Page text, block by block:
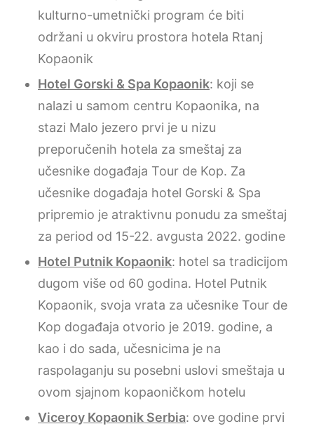
kulturno-umetnički program će biti
održani u okviru prostora hotela Rtanj
Kopaonik
Hotel Gorski & Spa Kopaonik: koji se
nalazi u samom centru Kopaonika, na
stazi Malo jezero prvi je u nizu
preporučenih hotela za smeštaj za
učesnike događaja Tour de Kop. Za
učesnike događaja hotel Gorski & Spa
pripremio je atraktivnu ponudu za smeštaj
za period od 15-22. avgusta 2022. godine
Hotel Putnik Kopaonik: hotel sa tradicijom
dugom više od 60 godina. Hotel Putnik
Kopaonik, svoja vrata za učesnike Tour de
Kop događaja otvorio je 2019. godine, a
kao i do sada, učesnicima je na
raspolaganju su posebni uslovi smeštaja u
ovom sjajnom kopaoničkom hotelu
Viceroy Kopaonik Serbia: ove godine prvi